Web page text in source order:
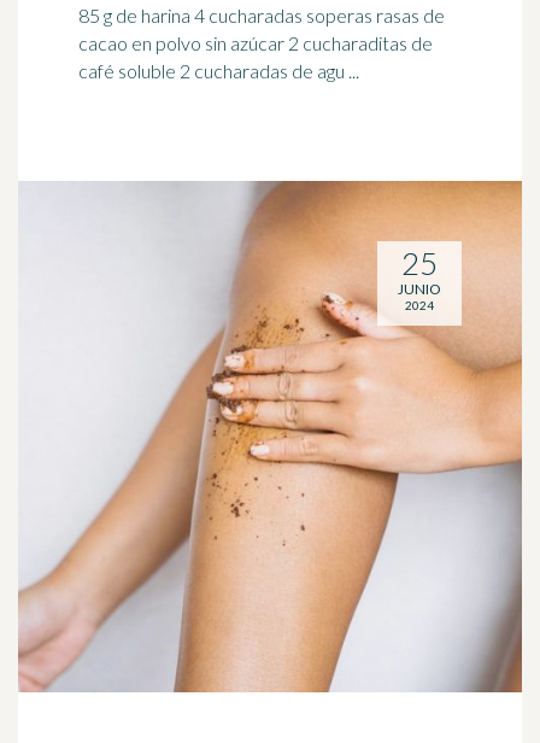
85 g de harina 4 cucharadas soperas rasas de
cacao en polvo sin azúcar 2 cucharaditas de
café soluble 2 cucharadas de agu ...
25
JUNIO
2024